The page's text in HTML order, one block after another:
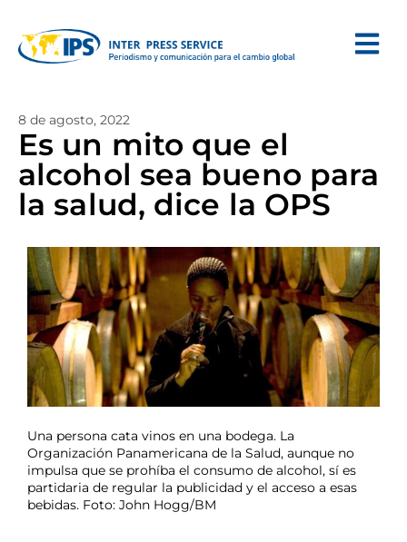
8 de agosto, 2022
Es un mito que el
alcohol sea bueno para
la salud, dice la OPS
Una persona cata vinos en una bodega. La
Organización Panamericana de la Salud, aunque no
impulsa que se prohíba el consumo de alcohol, sí es
partidaria de regular la publicidad y el acceso a esas
bebidas. Foto: John Hogg/BM